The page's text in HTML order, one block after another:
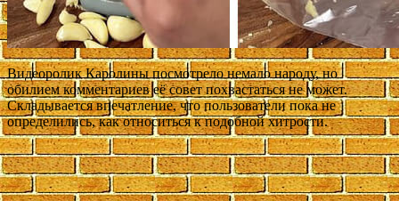
Видеоролик Каролины посмотрело немало народу, но
обилием комментариев её совет похвастаться не может.
Складывается впечатление, что пользователи пока не
определились, как относиться к подобной хитрости.